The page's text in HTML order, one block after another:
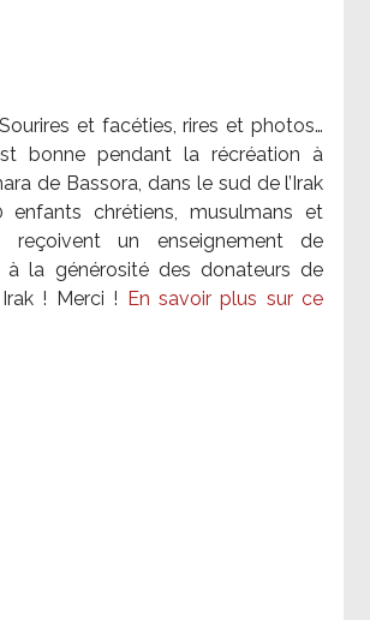
Sourires et facéties, rires et photos…
bonne pendant la récréation à
de Bassora, dans le sud de l’Irak
chrétiens, musulmans et
reçoivent un enseignement de
à la générosité des donateurs de
! Merci !
En savoir plus sur ce